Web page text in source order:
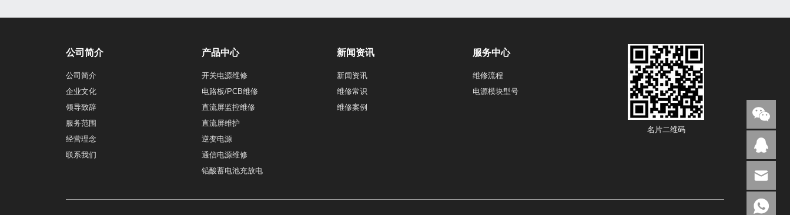
公司简介
公司简介
企业文化
领导致辞
服务范围
经营理念
联系我们
产品中心
开关电源维修
电路板/PCB维修
直流屏监控维修
直流屏维护
逆变电源
通信电源维修
铅酸蓄电池充放电
新闻资讯
新闻资讯
维修常识
维修案例
服务中心
维修流程
电源模块型号
名片二维码